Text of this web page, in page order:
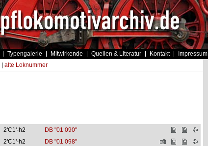
Typengalerie Mitwirkende Quellen & Literatur Kontakt Impressum
alte Loknummer
2'C1'-h2
DB "01 090"
2'C1'-h2
DB "01 098"